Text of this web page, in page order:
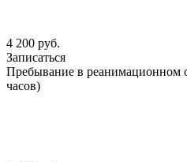
4 200 руб.
Записаться
Пребывание в реанимационном
часов)